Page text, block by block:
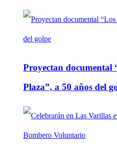
Proyectan documental
Plaza”, a 50 años del